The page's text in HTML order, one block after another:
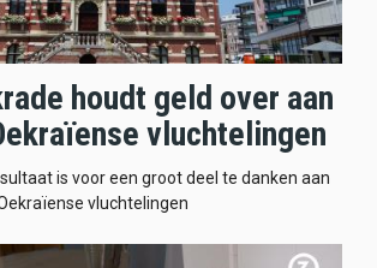
houdt geld over aan
vluchtelingen
is voor een groot deel te danken aan
vluchtelingen